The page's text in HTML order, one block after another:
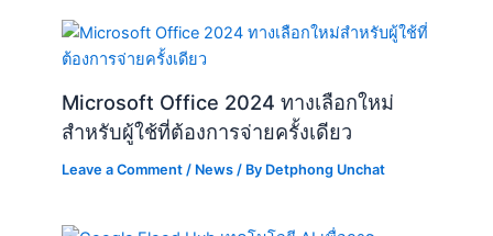
Microsoft Office 2024 ทางเลือกใหม่
สำหรับผู้ใช้ที่ต้องการจ่ายครั้งเดียว
Leave a Comment / News / By Detphong Unchat